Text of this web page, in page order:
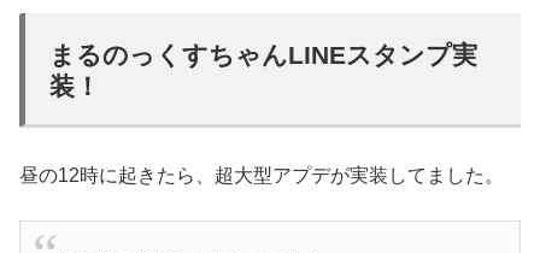
まるのっくすちゃんLINEスタンプ実
装！
昼の12時に起きたら、超大型アプデが実装してました。